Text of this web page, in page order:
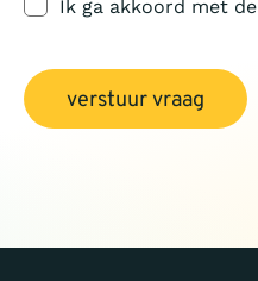
Ik ga akkoord met de
verstuur vraag